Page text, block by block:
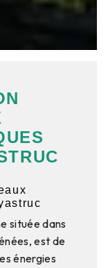
située dans
est de
énergies